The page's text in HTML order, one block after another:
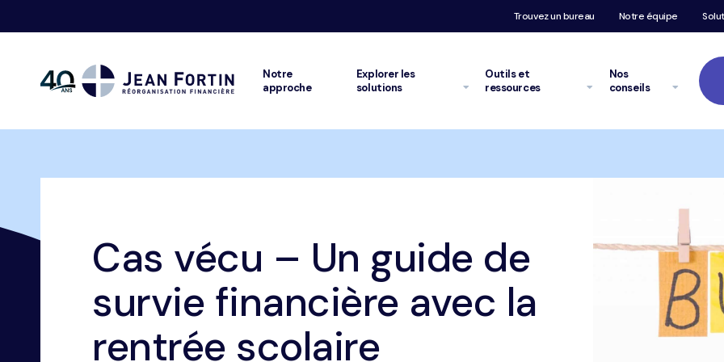
Notre
approche
Explorer les
solutions
Outils et
ressources
Nos
conseils
Trouvez un bureau Notre équipe
Cas vécu – Un guide de survie financière avec la rentrée scolaire
Cas vécu – Un guide de
survie financière avec la
rentrée scolaire